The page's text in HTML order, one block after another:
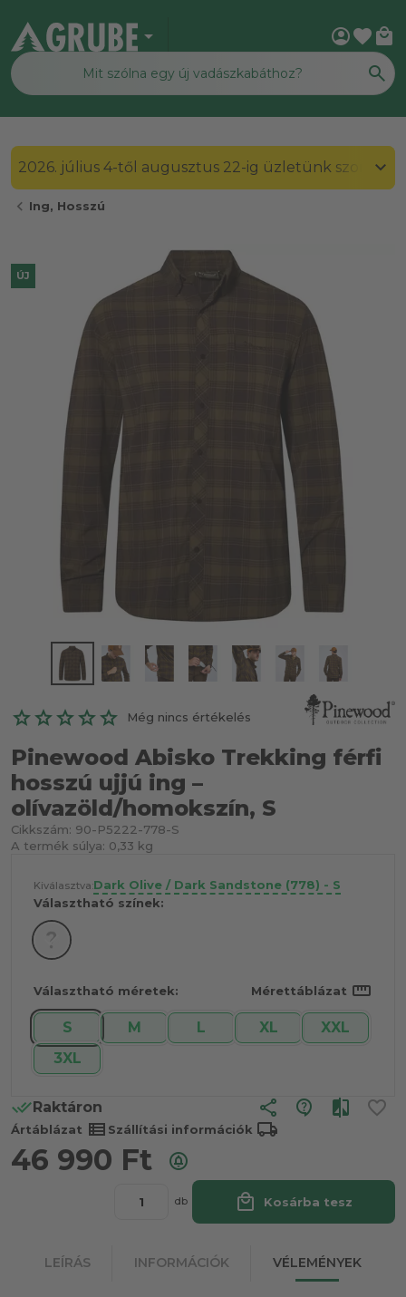
arrow_drop_down account_circlefavorite local_mall
2026. július 4-től augusztus 22-ig üzletünk
chevron_left Ing, Hosszú
ÚJ
Még nincs értékelés
Pinewood Abisko Trekking férfi
hosszú ujjú ing –
olívazöld/homokszín, S
Cikkszám: 90-P5222-778-S
A termék súlya: 0,33 kg
Választható színek:
Kiválasztva:Dark Olive / Dark Sandstone (778) - S
Választható méretek: Mérettáblázat straighten
S M L XL
XXL
3XL
Raktáron share
Ártáblázat view_list Szállítási információk local_shipping
46 990 Ft
db local_mall Kosárba tesz
LEÍRÁS INFORMÁCIÓK VÉLEMÉNYEK